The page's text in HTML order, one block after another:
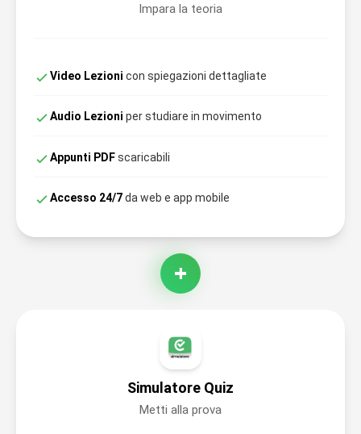
Impara la teoria
Video Lezioni con spiegazioni dettagliate
Audio Lezioni per studiare in movimento
Appunti PDFscaricabili
Accesso 24/7da web e app mobile
+
Simulatore Quiz
Metti alla prova